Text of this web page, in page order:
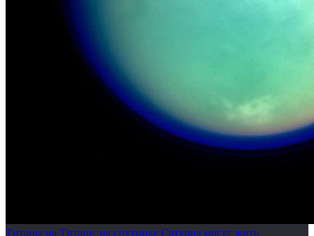
Титаны на Титане: на спутнике Сатурна могут жить